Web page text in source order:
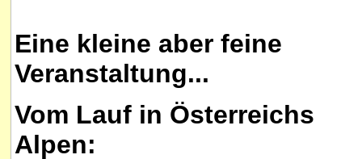
Eine kleine aber feine
Veranstaltung...
Vom Lauf in Österreichs
Alpen: